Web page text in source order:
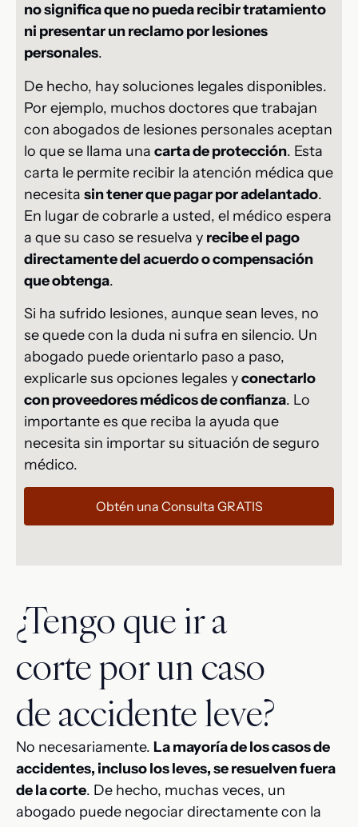
no significa que no pueda recibir tratamiento
ni presentar un reclamo por lesiones
personales.
De hecho, hay soluciones legales disponibles.
Por ejemplo, muchos doctores que trabajan
con abogados de lesiones personales aceptan
lo que se llama una carta de protección. Esta
carta le permite recibir la atención médica que
necesita sin tener que pagar por adelantado.
En lugar de cobrarle a usted, el médico espera
a que su caso se resuelva y recibe el pago
directamente del acuerdo o compensación
que obtenga.
Si ha sufrido lesiones, aunque sean leves, no
se quede con la duda ni sufra en silencio. Un
abogado puede orientarlo paso a paso,
explicarle sus opciones legales yconectarlo
con proveedores médicos de confianza. Lo
importante es que reciba la ayuda que
necesita sin importar su situación de seguro
médico.
Obtén una Consulta GRATIS
¿Tengo que ir a
corte por un caso
de accidente leve?
No necesariamente. La mayoría de los casos de
accidentes, incluso los leves, se resuelven fuera
de la corte. De hecho, muchas veces, un
abogado puede negociar directamente con la